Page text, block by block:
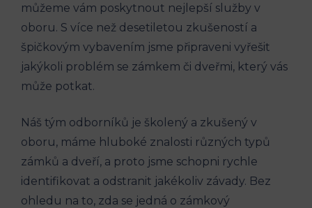
můžeme vám poskytnout nejlepší služby v
oboru. S více než desetiletou zkušeností a
špičkovým vybavením jsme připraveni vyřešit
jakýkoli problém se zámkem či dveřmi, který vás
může potkat.
Náš tým odborníků je školený a zkušený v
oboru, máme hluboké znalosti různých typů
zámků a dveří, a proto jsme schopni rychle
identifikovat a odstranit jakékoliv závady. Bez
ohledu na to, zda se jedná o zámkový